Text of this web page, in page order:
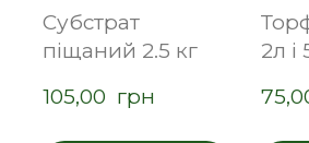
Субстрат
піщаний 2.5 кг
105,00  грн
2л і